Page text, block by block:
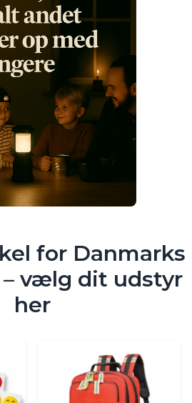
for Danmarks
vælg dit udstyr
her